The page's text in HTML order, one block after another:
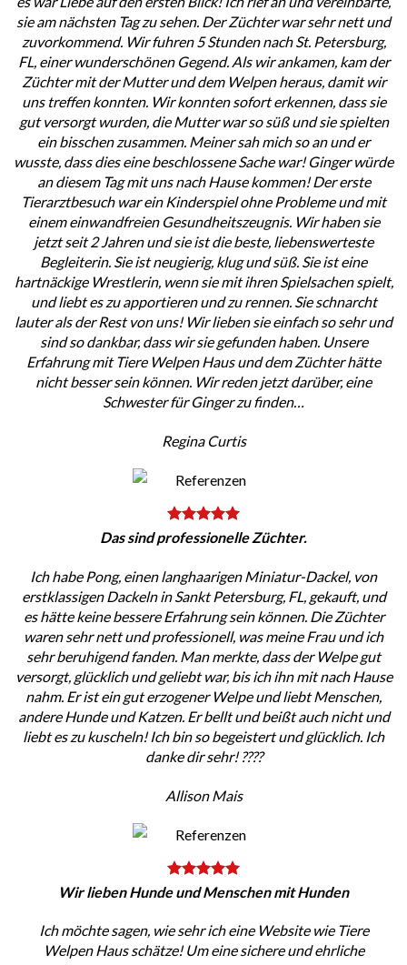
sie am nächsten Tag zu sehen. Der Züchter war sehr nett und
zuvorkommend. Wir fuhren 5 Stunden nach St. Petersburg,
FL, einer wunderschönen Gegend. Als wir ankamen, kam der
Züchter mit der Mutter und dem Welpen heraus, damit wir
uns treffen konnten. Wir konnten sofort erkennen, dass sie
gut versorgt wurden, die Mutter war so süß und sie spielten
ein bisschen zusammen. Meiner sah mich so an und er
wusste, dass dies eine beschlossene Sache war! Ginger würde
an diesem Tag mit uns nach Hause kommen! Der erste
Tierarztbesuch war ein Kinderspiel ohne Probleme und mit
einem einwandfreien Gesundheitszeugnis. Wir haben sie
jetzt seit 2 Jahren und sie ist die beste, liebenswerteste
Begleiterin. Sie ist neugierig, klug und süß. Sie ist eine
hartnäckige Wrestlerin, wenn sie mit ihren Spielsachen spielt,
und liebt es zu apportieren und zu rennen. Sie schnarcht
lauter als der Rest von uns! Wir lieben sie einfach so sehr und
sind so dankbar, dass wir sie gefunden haben. Unsere
Erfahrung mit Tiere Welpen Haus und dem Züchter hätte
nicht besser sein können. Wir reden jetzt darüber, eine
Schwester für Ginger zu finden…
Regina Curtis
Das sind professionelle Züchter.
Ich habe Pong, einen langhaarigen Miniatur-Dackel, von
erstklassigen Dackeln in Sankt Petersburg, FL, gekauft, und
es hätte keine bessere Erfahrung sein können. Die Züchter
waren sehr nett und professionell, was meine Frau und ich
sehr beruhigend fanden. Man merkte, dass der Welpe gut
versorgt, glücklich und geliebt war, bis ich ihn mit nach Hause
nahm. Er ist ein gut erzogener Welpe und liebt Menschen,
andere Hunde und Katzen. Er bellt und beißt auch nicht und
liebt es zu kuscheln! Ich bin so begeistert und glücklich. Ich
danke dir sehr! ????
Allison Mais
Wir lieben Hunde und Menschen mit Hunden
Ich möchte sagen, wie sehr ich eine Website wie Tiere
Welpen Haus schätze! Um eine sichere und ehrliche